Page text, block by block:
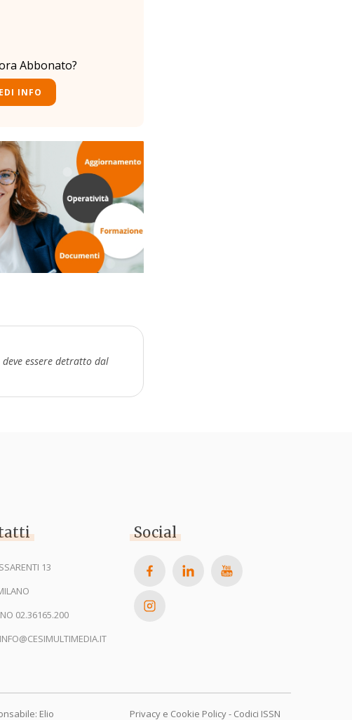
Abbonato?
INFO
essere detratto dal
13
02.36165.200
Social
Elio Privacy e Cookie Policy- Codici ISSN